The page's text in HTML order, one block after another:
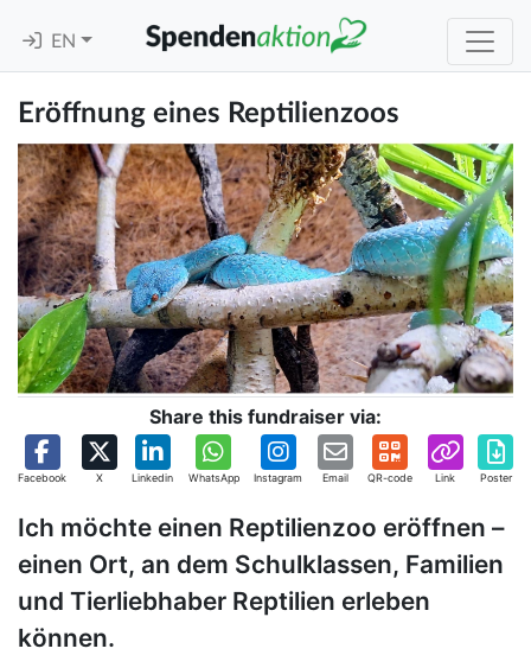
EN
Eröffnung eines Reptilienzoos
Share this fundraiser via:
Facebook X Linkedin WhatsApp Instagram Email QR-code Link Poster
Ich möchte einen Reptilienzoo eröffnen –
einen Ort, an dem Schulklassen, Familien
und Tierliebhaber Reptilien erleben
können.